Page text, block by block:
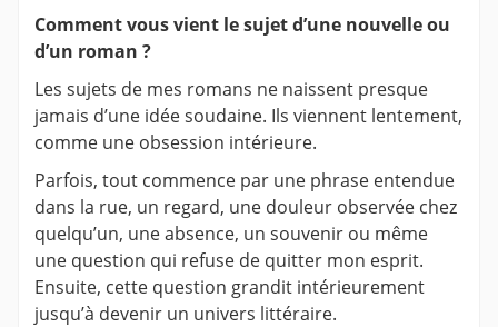
Comment vous vient le sujet d’une nouvelle ou
d’un roman ?
Les sujets de mes romans ne naissent presque
jamais d’une idée soudaine. Ils viennent lentement,
comme une obsession intérieure.
Parfois, tout commence par une phrase entendue
dans la rue, un regard, une douleur observée chez
quelqu’un, une absence, un souvenir ou même
une question qui refuse de quitter mon esprit.
Ensuite, cette question grandit intérieurement
jusqu’à devenir un univers littéraire.